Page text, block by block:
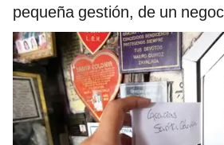
pequeña gestión, de un